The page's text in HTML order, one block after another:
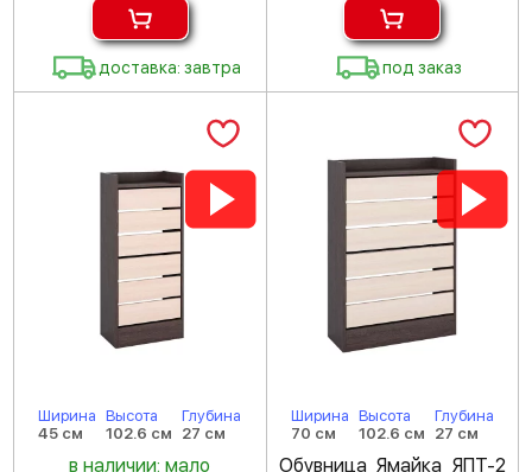
доставка: завтра под заказ
Ширина
45 см
Высота
102.6 см
Глубина
27 см
в наличии: мало
Ширина
70 см
Высота
102.6 см
Глубина
27 см
Обувница Ямайка ЯПТ-2